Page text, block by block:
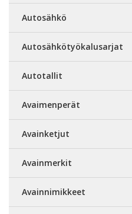
Autosähkö
Autosähkötyökalusarjat
Autotallit
Avaimenperät
Avainketjut
Avainmerkit
Avainnimikkeet